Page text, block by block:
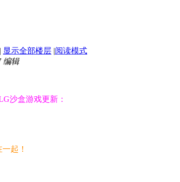
| 显示全部楼层 |阅读模式
编辑
沙盒游戏更新：
起！